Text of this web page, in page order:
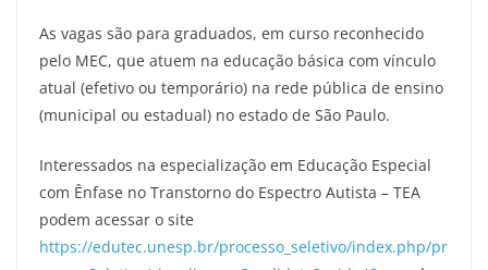
As vagas são para graduados, em curso reconhecido
pelo MEC, que atuem na educação básica com vínculo
atual (efetivo ou temporário) na rede pública de ensino
(municipal ou estadual) no estado de São Paulo.
Interessados na especialização em Educação Especial
com Ênfase no Transtorno do Espectro Autista – TEA
podem acessar o site
https://edutec.unesp.br/processo_seletivo/index.php/pr